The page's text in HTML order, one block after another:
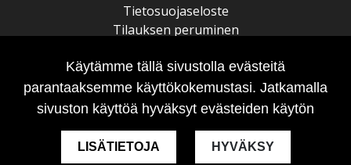
Tietosuojaseloste
Tilauksen peruminen
Käytämme tällä sivustolla evästeitä
parantaaksemme käyttökokemustasi. Jatkamalla
sivuston käyttöä hyväksyt evästeiden käytön
LISÄTIETOJA HYVÄKSY